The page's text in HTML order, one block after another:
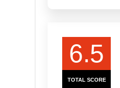
6.5
TOTAL SCORE